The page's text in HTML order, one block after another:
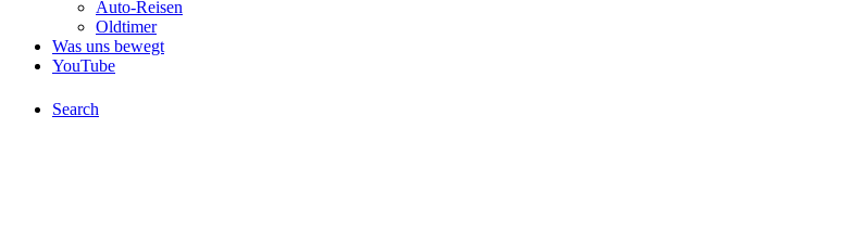
Auto-Reisen
Oldtimer
Was uns bewegt
YouTube
Search